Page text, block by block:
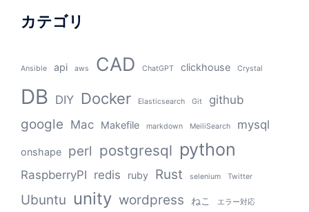
カテゴリ
Ansible api aws CAD ChatGPT clickhouse Crystal
DB DIY Docker Elasticsearch Git github
google Mac Makefile markdown MeiliSearch mysql
onshape perl postgresql python
RaspberryPI redis ruby Rust selenium Twitter
Ubuntu unity wordpress ねこ エラー対応